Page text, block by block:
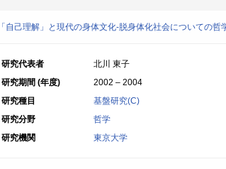
「自己理解」と現代の身体文化-脱身体化社会についての哲
研究代表者
北川 東子
研究期間 (年度)
2002 – 2004
研究種目
基盤研究(C)
研究分野
哲学
研究機関
東京大学